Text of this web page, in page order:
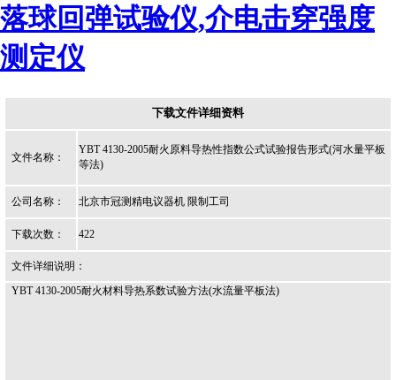
落球回弹试验仪,介电击穿强度
测定仪
下载文件详细资料
文件名称：
YBT 4130-2005耐火原料导热性指数公式试验报告形式(河水量平板
等法)
公司名称： 北京市冠测精电议器机 限制工司
下载次数： 422
文件详细说明：
YBT 4130-2005耐火材料导热系数试验方法(水流量平板法)